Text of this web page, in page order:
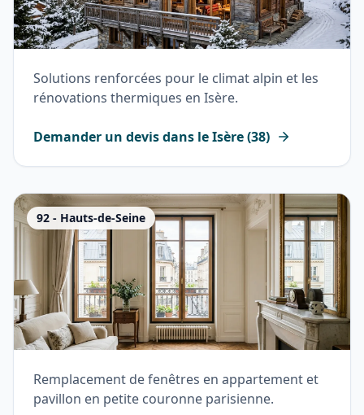
Solutions renforcées pour le climat alpin et les
rénovations thermiques en Isère.
Demander un devis dans leIsère(38)
92 - Hauts-de-Seine
Remplacement de fenêtres en appartement et
pavillon en petite couronne parisienne.